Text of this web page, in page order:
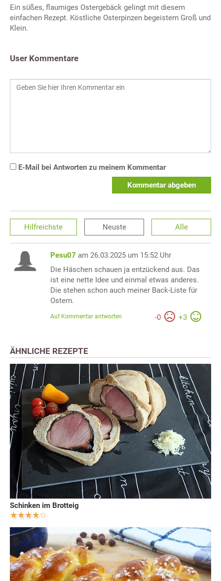
Ein süßes, flaumiges Ostergebäck gelingt mit diesem
einfachen Rezept. Köstliche Osterpinzen begeistern Groß und
Klein.
User Kommentare
E-Mail bei Antworten zu meinem Kommentar
Kommentar abgeben
Hilfreichste Neuste Alle
Pesu07 am 26.03.2025 um 15:52 Uhr
Die Häschen schauen ja entzückend aus. Das
ist eine nette Idee und einmal etwas anderes.
Die stehen schon auch meiner Back-Liste für
Ostern.
-0 +3
Auf Kommentar antworten
ÄHNLICHE REZEPTE
Schinken im Brotteig